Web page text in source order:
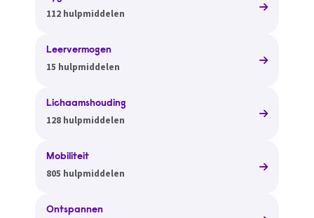
112 hulpmiddelen
Leervermogen
15 hulpmiddelen
Lichaamshouding
128 hulpmiddelen
Mobiliteit
805 hulpmiddelen
Ontspannen